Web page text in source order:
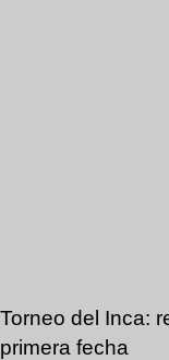
Torneo del Inca:
primera fecha